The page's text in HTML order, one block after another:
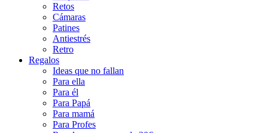
Retos
Cámaras
Patines
Antiestrés
Retro
Regalos
Ideas que no fallan
Para ella
Para él
Para Papá
Para mamá
Para Profes